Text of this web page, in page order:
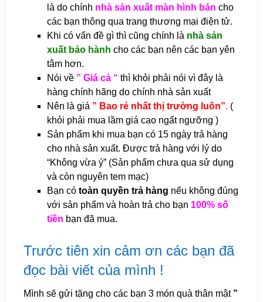
là do chính nhà sản xuất màn hình bán cho
các bạn thông qua trang thương mại điện tử.
Khi có vấn đề gì thì cũng chính là nhà sản
xuất bảo hành cho các bạn nên các bạn yên
tâm hơn.
Nói về ” Giá cả “ thì khỏi phải nói vì đây là
hàng chính hãng do chính nhà sản xuất
Nên là giá ” Bao rẻ nhất thị trường luôn”. (
khỏi phải mua lầm giá cao ngất ngưỡng )
Sản phẩm khi mua bạn có 15 ngày trả hàng
cho nhà sản xuất. Được trả hàng với lý do
“Không vừa ý” (Sản phẩm chưa qua sử dụng
và còn nguyên tem mạc)
Bạn có toàn quyền trả hàng nếu không đúng
với sản phẩm và hoàn trả cho bạn 100% số
tiền bạn đã mua.
Trước tiên xin cảm ơn các bạn đã
đọc bài viết của mình !
Mình sẽ gửi tặng cho các bạn 3 món quà thân mật”